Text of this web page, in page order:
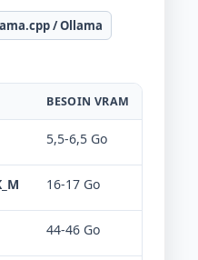
/ Ollama
BESOIN VRAM
5,5-6,5 Go
16-17 Go
44-46 Go